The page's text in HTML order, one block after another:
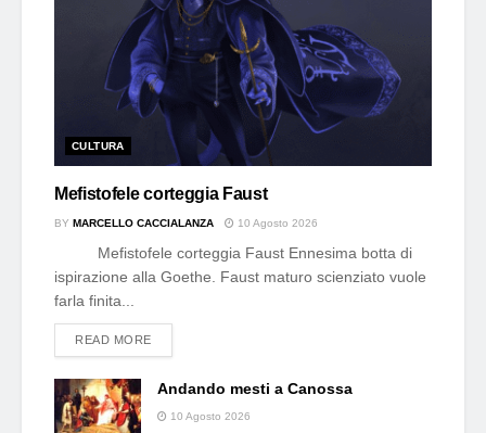
CULTURA
Mefistofele corteggia Faust
BY MARCELLO CACCIALANZA 10 Agosto 2026
Mefistofele corteggia Faust Ennesima botta di
ispirazione alla Goethe. Faust maturo scienziato vuole
farla finita...
READ MOREDETAILS
Andando mesti a Canossa
10 Agosto 2026